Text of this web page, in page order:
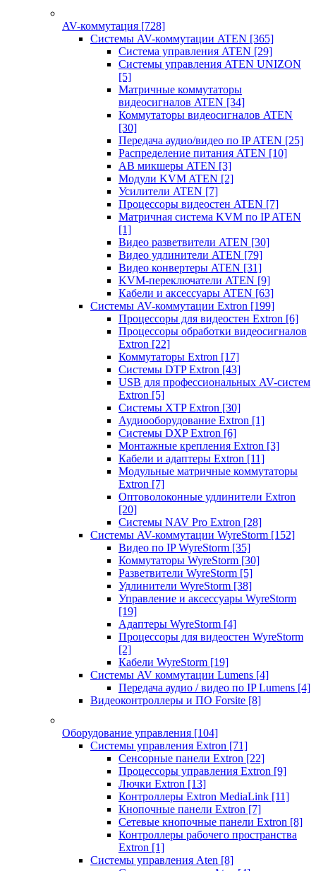
AV-коммутация [728]
Системы AV-коммутации ATEN [365]
Система управления ATEN [29]
Системы управления ATEN UNIZON
[5]
Матричные коммутаторы
видеосигналов ATEN [34]
Коммутаторы видеосигналов ATEN
[30]
Передача аудио/видео по IP ATEN [25]
Распределение питания ATEN [10]
АВ микшеры ATEN [3]
Модули KVM ATEN [2]
Усилители ATEN [7]
Процессоры видеостен ATEN [7]
Матричная система KVM по IP ATEN
[1]
Видео разветвители ATEN [30]
Видео удлинители ATEN [79]
Видео конвертеры ATEN [31]
KVM-переключатели ATEN [9]
Кабели и аксессуары ATEN [63]
Системы AV-коммутации Extron [199]
Процессоры для видеостен Extron [6]
Процессоры обработки видеосигналов
Extron [22]
Коммутаторы Extron [17]
Системы DTP Extron [43]
USB для профессиональных AV-систем
Extron [5]
Системы XTP Extron [30]
Аудиооборудование Extron [1]
Системы DXP Extron [6]
Монтажные крепления Extron [3]
Кабели и адаптеры Extron [11]
Модульные матричные коммутаторы
Extron [7]
Оптоволоконные удлинители Extron
[20]
Системы NAV Pro Extron [28]
Системы AV-коммутации WyreStorm [152]
Видео по IP WyreStorm [35]
Коммутаторы WyreStorm [30]
Разветвители WyreStorm [5]
Удлинители WyreStorm [38]
Управление и аксессуары WyreStorm
[19]
Адаптеры WyreStorm [4]
Процессоры для видеостен WyreStorm
[2]
Кабели WyreStorm [19]
Системы AV коммутации Lumens [4]
Передача аудио / видео по IP Lumens [4]
Видеоконтроллеры и ПО Forsite [8]
Оборудование управления [104]
Системы управления Extron [71]
Сенсорные панели Extron [22]
Процессоры управления Extron [9]
Лючки Extron [13]
Контроллеры Extron MediaLink [11]
Кнопочные панели Extron [7]
Сетевые кнопочные панели Extron [8]
Контроллеры рабочего пространства
Extron [1]
Системы управления Aten [8]